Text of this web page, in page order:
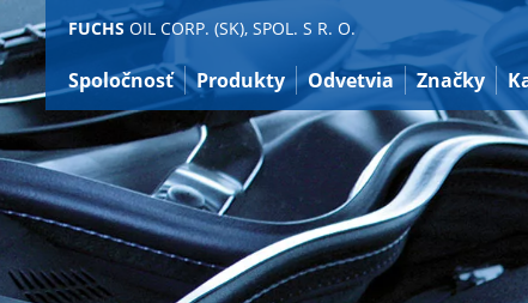
Preskočiť
na
obsah
FUCHS OIL CORP. (SK), SPOL. S R. O.
Spoločnosť Produkty Odvetvia Značky